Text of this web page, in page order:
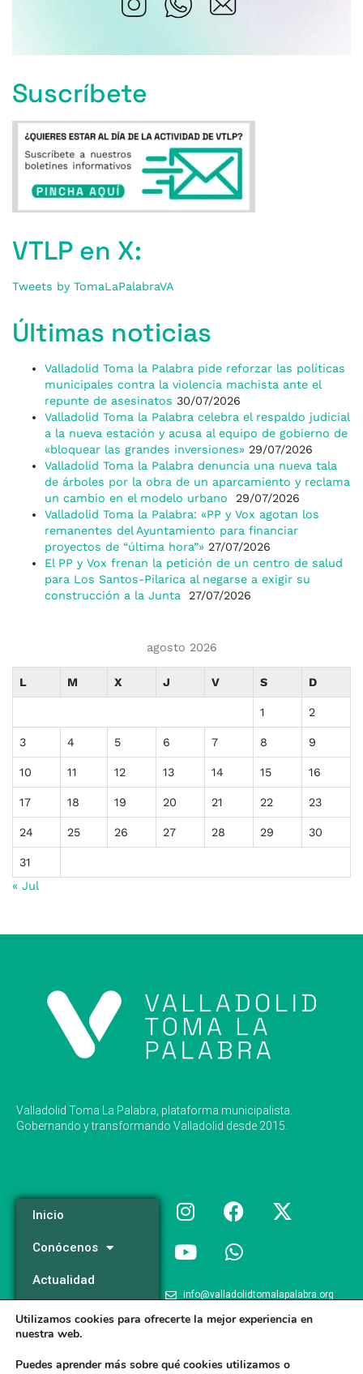
Suscríbete
VTLP en X:
Tweets by TomaLaPalabraVA
Últimas noticias
Valladolid Toma la Palabra pide reforzar las políticas
municipales contra la violencia machista ante el
repunte de asesinatos 30/07/2026
Valladolid Toma la Palabra celebra el respaldo judicial
a la nueva estación y acusa al equipo de gobierno de
«bloquear las grandes inversiones» 29/07/2026
Valladolid Toma la Palabra denuncia una nueva tala
de árboles por la obra de un aparcamiento y reclama
un cambio en el modelo urbano
29/07/2026
Valladolid Toma la Palabra: «PP y Vox agotan los
remanentes del Ayuntamiento para financiar
proyectos de “última hora”» 27/07/2026
El PP y Vox frenan la petición de un centro de salud
para Los Santos-Pilarica al negarse a exigir su
construcción a la Junta
27/07/2026
agosto 2026
L M X J V S D
1 2
3 4 5 6 7 8 9
10 11 12 13 14 15 16
17 18 19 20 21 22 23
24 25 26 27 28 29 30
31
« Jul
Valladolid Toma La Palabra, plataforma municipalista.
Gobernando y transformando Valladolid desde 2015.
Inicio
Conócenos
Actualidad
Programa
info@valladolidtomalapalabra.org
+34 983 426 124
Utilizamos cookies para ofrecerte la mejor experiencia en
nuestra web.
Puedes aprender más sobre qué cookies utilizamos o